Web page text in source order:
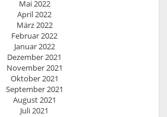
Mai 2022
April 2022
März 2022
Februar 2022
Januar 2022
Dezember 2021
November 2021
Oktober 2021
September 2021
August 2021
Juli 2021